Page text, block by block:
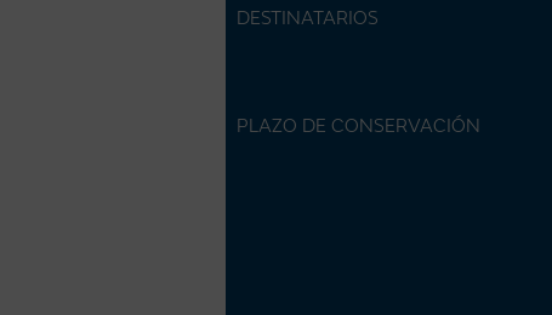
DESTINATARIOS
PLAZO DE CONSERVACIÓN